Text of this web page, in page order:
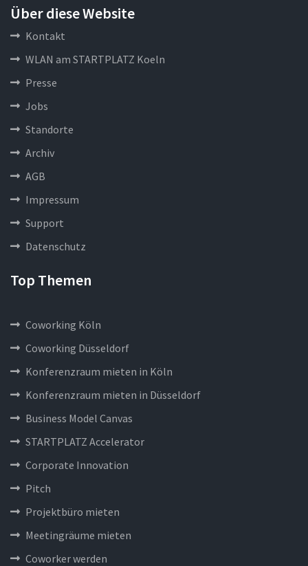
Über diese Website
Kontakt
WLAN am STARTPLATZ Koeln
Presse
Jobs
Standorte
Archiv
AGB
Impressum
Support
Datenschutz
Top Themen
Coworking Köln
Coworking Düsseldorf
Konferenzraum mieten in Köln
Konferenzraum mieten in Düsseldorf
Business Model Canvas
STARTPLATZ Accelerator
Corporate Innovation
Pitch
Projektbüro mieten
Meetingräume mieten
Coworker werden